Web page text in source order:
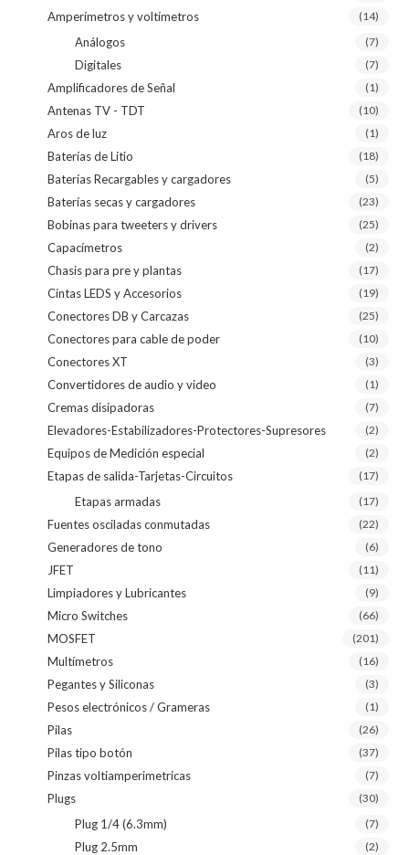
Amperímetros y voltímetros
(14)
Análogos (7)
Digitales (7)
Amplificadores de Señal (1)
Antenas TV - TDT (10)
Aros de luz (1)
Baterías de Litio (18)
Baterías Recargables y cargadores (5)
Baterías secas y cargadores (23)
Bobinas para tweeters y drivers (25)
Capacímetros (2)
Chasis para pre y plantas (17)
Cintas LEDS y Accesorios (19)
Conectores DB y Carcazas (25)
Conectores para cable de poder (10)
Conectores XT (3)
Convertidores de audio y video (1)
Cremas disipadoras (7)
Elevadores-Estabilizadores-Protectores-Supresores (2)
Equipos de Medición especial (2)
Etapas de salida-Tarjetas-Circuitos (17)
Etapas armadas (17)
Fuentes osciladas conmutadas (22)
Generadores de tono (6)
JFET (11)
Limpiadores y Lubricantes (9)
Micro Switches (66)
MOSFET (201)
Multímetros (16)
Pegantes y Siliconas (3)
Pesos electrónicos / Grameras (1)
Pilas (26)
Pilas tipo botón (37)
Pinzas voltiamperimetricas (7)
Plugs (30)
Plug 1/4 (6.3mm) (7)
Plug 2.5mm (2)